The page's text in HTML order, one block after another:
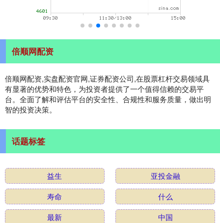
倍顺网配资
倍顺网配资,实盘配资官网,证券配资公司,在股票杠杆交易领域具
有显著的优势和特色，为投资者提供了一个值得信赖的交易平
台。全面了解和评估平台的安全性、合规性和服务质量，做出明
智的投资决策。
话题标签
益生
亚投金融
寿命
什么
最新
中国